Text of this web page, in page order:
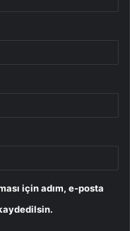
için adım, e-posta